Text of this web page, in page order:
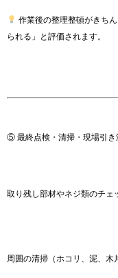
作業後の整理整頓がきち
られる」と評価されます。
⑤ 最終点検・清掃・現場引き
取り残し部材やネジ類のチェ
周囲の清掃（ホコリ、泥、木